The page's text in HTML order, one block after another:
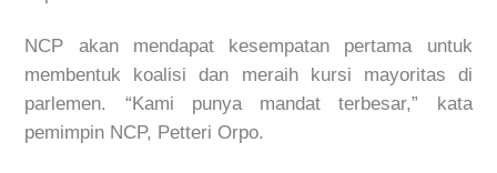
NCP akan mendapat kesempatan pertama untuk
membentuk koalisi dan meraih kursi mayoritas di
parlemen. “Kami punya mandat terbesar,” kata
pemimpin NCP, Petteri Orpo.